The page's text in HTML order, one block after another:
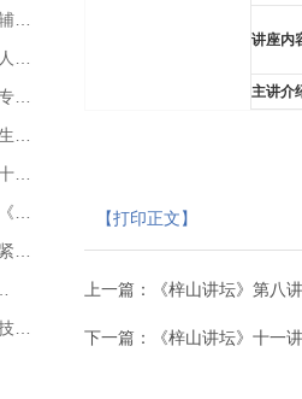
…
…
…
…
…
…
…
…
讲座内
主讲介
【打印正文】
上一篇： 《梓山讲坛》第八
下一篇： 《梓山讲坛》十一